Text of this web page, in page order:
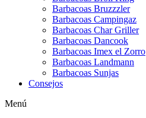
Barbacoas Bruzzzler
Barbacoas Campingaz
Barbacoas Char Griller
Barbacoas Dancook
Barbacoas Imex el Zorro
Barbacoas Landmann
Barbacoas Sunjas
Consejos
Menú